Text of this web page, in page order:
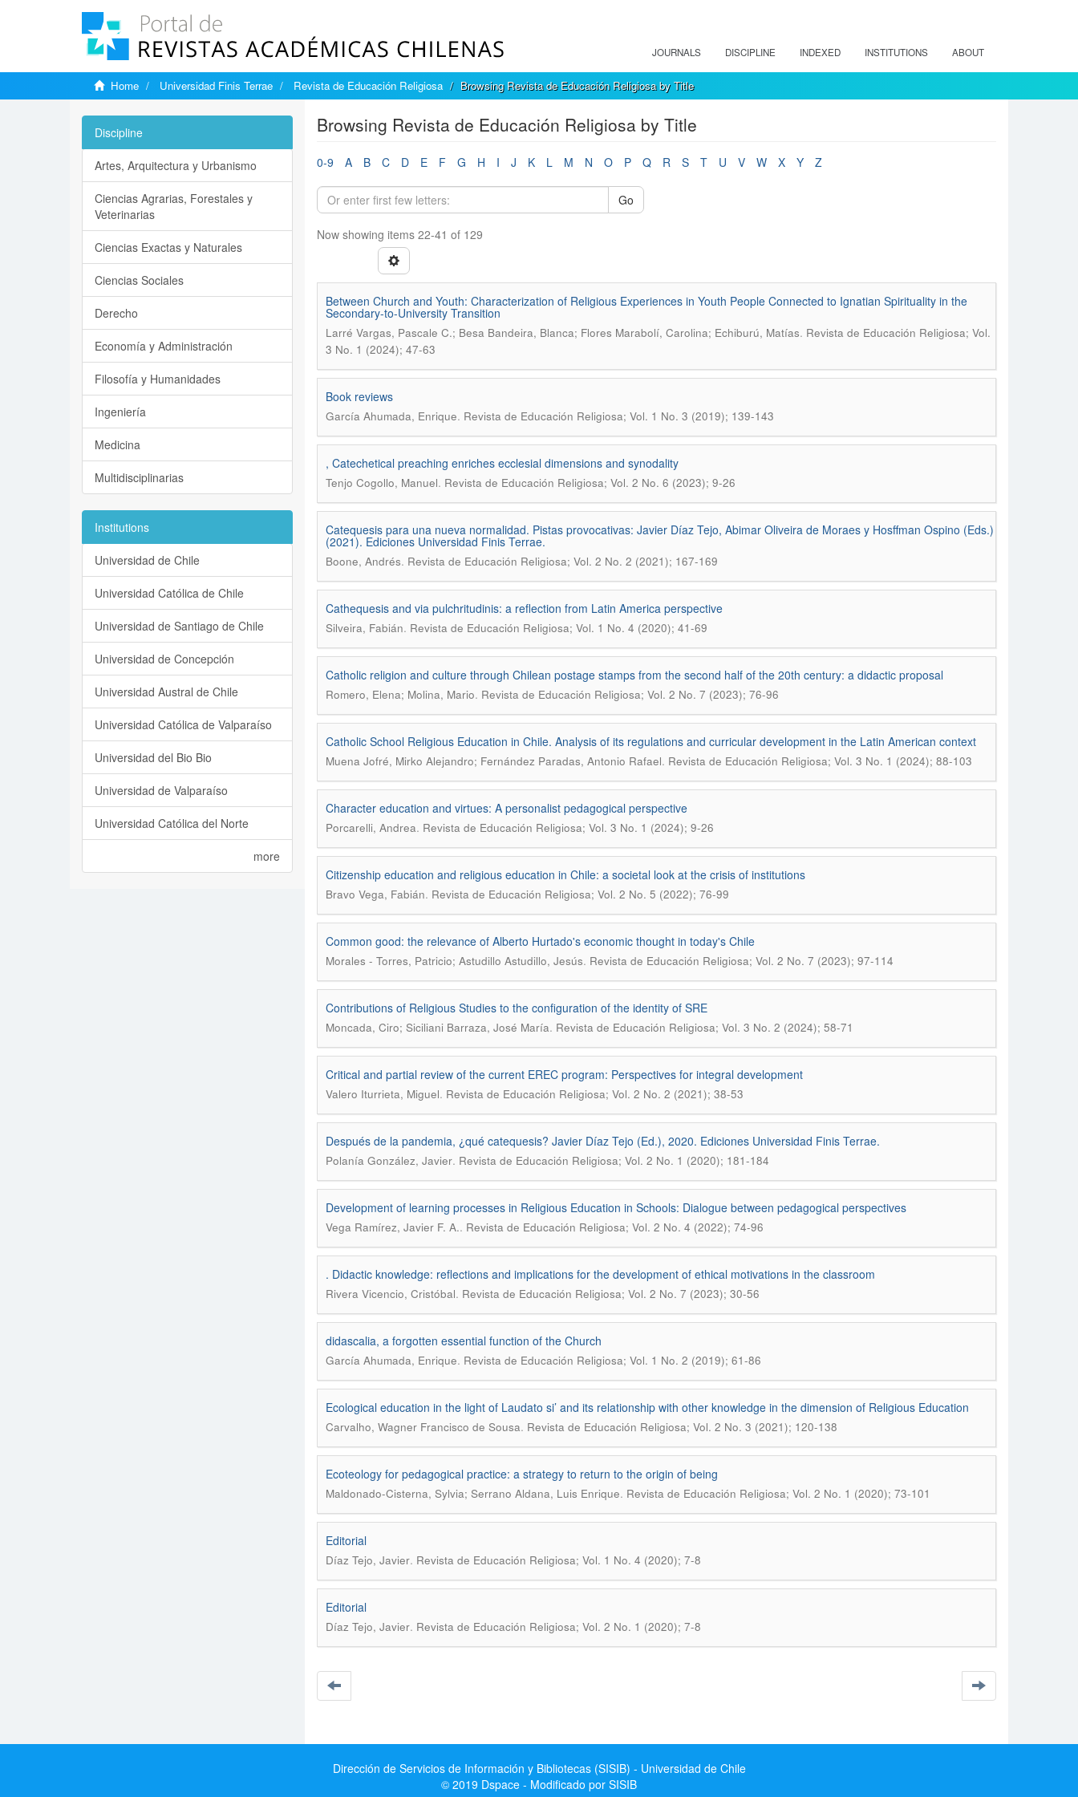
JOURNALS DISCIPLINE INDEXED INSTITUTIONS ABOUT
Home Universidad Finis Terrae Revista de Educación Religiosa Browsing Revista de Educación Religiosa by Title
Browsing Revista de Educación Religiosa by Title
0-9 A B C D E F G H I J K L M N O P Q R S T U V W X Y Z
Go
Now showing items 22-41 of 129
Between Church and Youth: Characterization of Religious Experiences in Youth People Connected to Ignatian Spirituality in the
Secondary-to-University Transition
Larré Vargas, Pascale C.; Besa Bandeira, Blanca; Flores Marabolí, Carolina; Echiburú, Matías. Revista de Educación Religiosa; Vol.
3 No. 1 (2024); 47-63
Book reviews
García Ahumada, Enrique. Revista de Educación Religiosa; Vol. 1 No. 3 (2019); 139-143
, Catechetical preaching enriches ecclesial dimensions and synodality
Tenjo Cogollo, Manuel. Revista de Educación Religiosa; Vol. 2 No. 6 (2023); 9-26
Catequesis para una nueva normalidad. Pistas provocativas: Javier Díaz Tejo, Abimar Oliveira de Moraes y Hosffman Ospino (Eds.)
(2021). Ediciones Universidad Finis Terrae.
Boone, Andrés. Revista de Educación Religiosa; Vol. 2 No. 2 (2021); 167-169
Cathequesis and via pulchritudinis: a reflection from Latin America perspective
Silveira, Fabián. Revista de Educación Religiosa; Vol. 1 No. 4 (2020); 41-69
Catholic religion and culture through Chilean postage stamps from the second half of the 20th century: a didactic proposal
Romero, Elena; Molina, Mario. Revista de Educación Religiosa; Vol. 2 No. 7 (2023); 76-96
Catholic School Religious Education in Chile. Analysis of its regulations and curricular development in the Latin American context
Muena Jofré, Mirko Alejandro; Fernández Paradas, Antonio Rafael. Revista de Educación Religiosa; Vol. 3 No. 1 (2024); 88-103
Character education and virtues: A personalist pedagogical perspective
Porcarelli, Andrea. Revista de Educación Religiosa; Vol. 3 No. 1 (2024); 9-26
Citizenship education and religious education in Chile: a societal look at the crisis of institutions
Bravo Vega, Fabián. Revista de Educación Religiosa; Vol. 2 No. 5 (2022); 76-99
Common good: the relevance of Alberto Hurtado's economic thought in today's Chile
Morales - Torres, Patricio; Astudillo Astudillo, Jesús. Revista de Educación Religiosa; Vol. 2 No. 7 (2023); 97-114
Contributions of Religious Studies to the configuration of the identity of SRE
Moncada, Ciro; Siciliani Barraza, José María. Revista de Educación Religiosa; Vol. 3 No. 2 (2024); 58-71
Critical and partial review of the current EREC program: Perspectives for integral development
Valero Iturrieta, Miguel. Revista de Educación Religiosa; Vol. 2 No. 2 (2021); 38-53
Después de la pandemia, ¿qué catequesis? Javier Díaz Tejo (Ed.), 2020. Ediciones Universidad Finis Terrae.
Polanía González, Javier. Revista de Educación Religiosa; Vol. 2 No. 1 (2020); 181-184
Development of learning processes in Religious Education in Schools: Dialogue between pedagogical perspectives
Vega Ramírez, Javier F. A.. Revista de Educación Religiosa; Vol. 2 No. 4 (2022); 74-96
. Didactic knowledge: reflections and implications for the development of ethical motivations in the classroom
Rivera Vicencio, Cristóbal. Revista de Educación Religiosa; Vol. 2 No. 7 (2023); 30-56
didascalia, a forgotten essential function of the Church
García Ahumada, Enrique. Revista de Educación Religiosa; Vol. 1 No. 2 (2019); 61-86
Ecological education in the light of Laudato si’ and its relationship with other knowledge in the dimension of Religious Education
Carvalho, Wagner Francisco de Sousa. Revista de Educación Religiosa; Vol. 2 No. 3 (2021); 120-138
Ecoteology for pedagogical practice: a strategy to return to the origin of being
Maldonado-Cisterna, Sylvia; Serrano Aldana, Luis Enrique. Revista de Educación Religiosa; Vol. 2 No. 1 (2020); 73-101
Editorial
Díaz Tejo, Javier. Revista de Educación Religiosa; Vol. 1 No. 4 (2020); 7-8
Editorial
Díaz Tejo, Javier. Revista de Educación Religiosa; Vol. 2 No. 1 (2020); 7-8
Discipline
Artes, Arquitectura y Urbanismo
Ciencias Agrarias, Forestales y
Veterinarias
Ciencias Exactas y Naturales
Ciencias Sociales
Derecho
Economía y Administración
Filosofía y Humanidades
Ingeniería
Medicina
Multidisciplinarias
Institutions
Universidad de Chile
Universidad Católica de Chile
Universidad de Santiago de Chile
Universidad de Concepción
Universidad Austral de Chile
Universidad Católica de Valparaíso
Universidad del Bio Bio
Universidad de Valparaíso
Universidad Católica del Norte
more
Dirección de Servicios de Información y Bibliotecas (SISIB) - Universidad de Chile
© 2019 Dspace - Modificado por SISIB